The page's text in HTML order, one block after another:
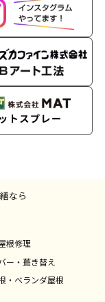
なら
根修理
ー・葺き替え
・ベランダ屋根